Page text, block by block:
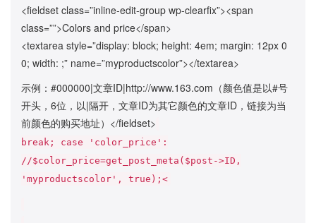
<fieldset class=”inline-edit-group wp-clearfix”><span
class=””>Colors and price</span>
<textarea style=”display: block; height: 4em; margin: 12px 0
0; width: ;” name=”myproductscolor”></textarea>
示例：#000000|文章ID|http://www.163.com（颜色值是以#号
开头，6位，以|隔开，文章ID为其它颜色的文章ID，链接为当
前颜色的购买地址）</fieldset>
break; case 'color_price':
//$color_price=get_post_meta($post->ID,
'myproductscolor', true);<